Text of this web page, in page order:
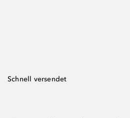
Schnell versendet